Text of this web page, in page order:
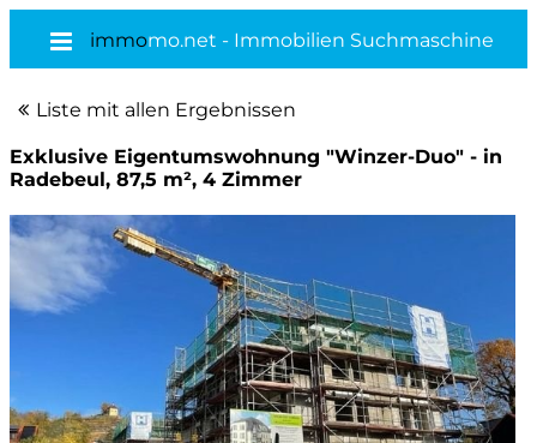
immomo.net - Immobilien Suchmaschine
Liste mit allen Ergebnissen
Exklusive Eigentumswohnung "Winzer-Duo" - in
Radebeul, 87,5 m², 4 Zimmer